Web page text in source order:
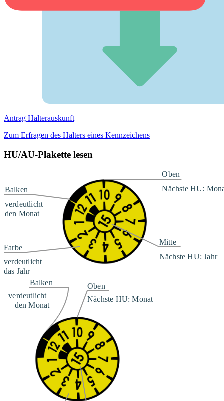
Antrag Halterauskunft
Zum Erfragen des Halters eines Kennzeichens
HU/AU-Plakette lesen